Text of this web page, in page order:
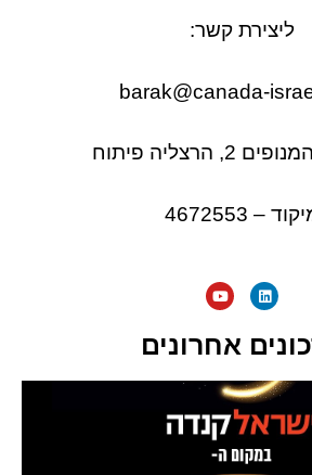
ליצירת קשר:
barak@canada-
הרצליה פיתוח
– 4672553
אחרונים